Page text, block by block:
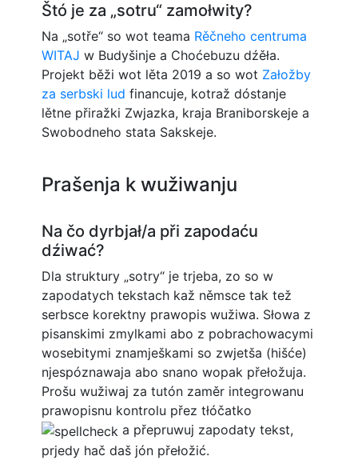
Štó je za „sotru“ zamołwity?
Na „sotře“ so wot teama Rěčneho centruma
WITAJ w Budyšinje a Choćebuzu dźěła.
Projekt běži wot lěta 2019 a so wot Załožby
za serbski lud financuje, kotraž dóstanje
lětne přiražki Zwjazka, kraja Braniborskeje a
Swobodneho stata Sakskeje.
Prašenja k wužiwanju
Na čo dyrbjał/a při zapodaću
dźiwać?
Dla struktury „sotry“ je trjeba, zo so w
zapodatych tekstach kaž němsce tak tež
serbsce korektny prawopis wužiwa. Słowa z
pisanskimi zmylkami abo z pobrachowacymi
wosebitymi znamješkami so zwjetša (hišće)
njespóznawaja abo snano wopak přełožuja.
Prošu wužiwaj za tutón zaměr integrowanu
prawopisnu kontrolu přez tłóčatko
a přepruwuj zapodaty tekst,
prjedy hač daš jón přełožić.